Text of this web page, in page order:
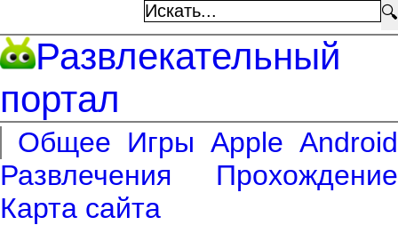
🔍
Развлекательный
портал
Общее Игры Apple Android
Развлечения
Прохождение
Карта сайта